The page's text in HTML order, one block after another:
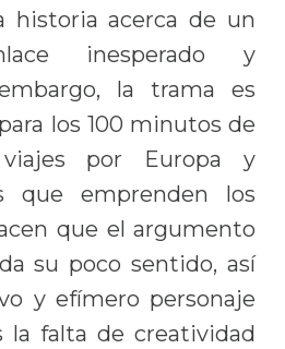
historia acerca de un
inesperado y
la trama es
los 100 minutos de
por Europa y
que emprenden los
que el argumento
su poco sentido, así
y efímero personaje
la falta de creatividad